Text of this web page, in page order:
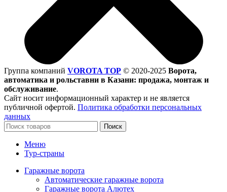
Группа компаний VOROTA TOP © 2020-2025 Ворота,
автоматика и рольставни в Казани: продажа, монтаж и
обслуживание.
Сайт носит информационный характер и не является
публичной офертой. Политика обработки персональных
данных
Поиск
Меню
Тур-страны
Гаражные ворота
Автоматические гаражные ворота
Гаражные ворота Алютех